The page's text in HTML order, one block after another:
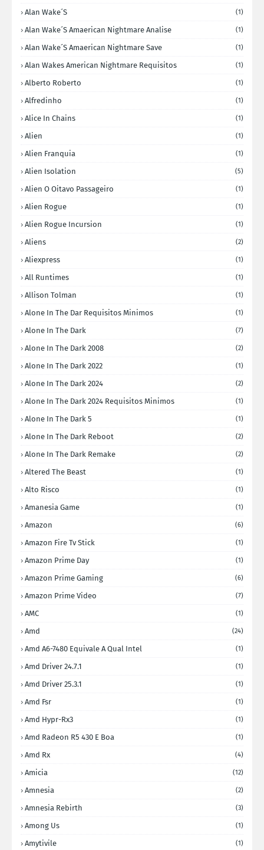
Alan Wake´s (1)
Alan Wake´s Amaerican Nightmare Analise (1)
Alan Wake´s Amaerican Nightmare Save (1)
Alan Wakes American Nightmare Requisitos (1)
Alberto Roberto (1)
Alfredinho (1)
Alice In Chains (1)
Alien (1)
Alien Franquia (1)
Alien Isolation (5)
Alien O Oitavo Passageiro (1)
Alien Rogue (1)
Alien Rogue Incursion (1)
Aliens (2)
Aliexpress (1)
All Runtimes (1)
Allison Tolman (1)
Alone In The Dar Requisitos Minimos (1)
Alone In The Dark (7)
Alone In The Dark 2008 (2)
Alone In The Dark 2022 (1)
Alone In The Dark 2024 (2)
Alone In The Dark 2024 Requisitos Minimos (1)
Alone In The Dark 5 (1)
Alone In The Dark Reboot (2)
Alone In The Dark Remake (2)
Altered The Beast (1)
Alto Risco (1)
Amanesia Game (1)
Amazon (6)
Amazon Fire Tv Stick (1)
Amazon Prime Day (1)
Amazon Prime Gaming (6)
Amazon Prime Video (7)
AMC (1)
Amd (24)
Amd A6-7480 Equivale A Qual Intel (1)
Amd Driver 24.7.1 (1)
Amd Driver 25.3.1 (1)
Amd Fsr (1)
Amd Hypr-Rx3 (1)
Amd Radeon R5 430 E Boa (1)
Amd Rx (4)
Amicia (12)
Amnesia (2)
Amnesia Rebirth (3)
Among Us (1)
Amytivile (1)